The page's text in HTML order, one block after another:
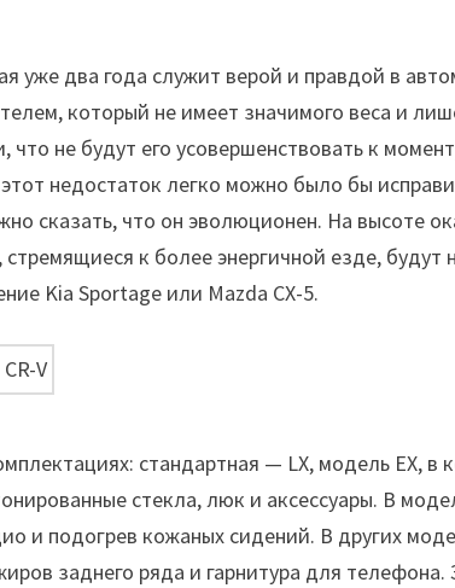
уже два года служит верой и правдой в
который не имеет значимого веса и
не будут его усовершенствовать к
недостаток легко можно было бы
сказать, что он эволюционен. На высоте
к более энергичной езде, будут
Kia Sportage или Mazda CX-5.
стандартная — LX, модель EX, в
стекла, люк и аксессуары. В
и подогрев кожаных сидений. В других
заднего ряда и гарнитура для телефона.